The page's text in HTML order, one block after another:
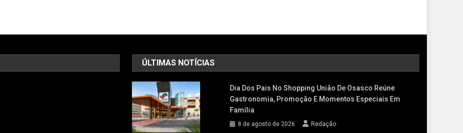
ÚLTIMAS NOTÍCIAS
Dia Dos Pais No Shopping União De Osasco Reúne
Gastronomia, Promoção E Momentos Especiais Em
Família
8 de agosto de 2026 Redação